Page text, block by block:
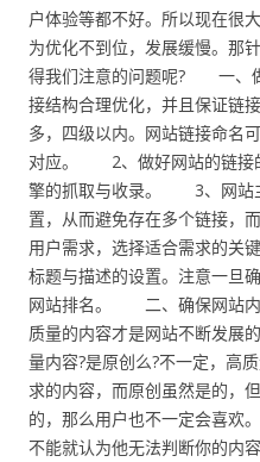
户体验等都不好。所以现在很
为优化不到位，发展缓慢。那
得我们注意的问题呢? 一
接结构合理优化，并且保证链
多，四级以内。网站链接命名
对应。 2、做好网站的链接
擎的抓取与收录。 3、网站
置，从而避免存在多个链接
用户需求，选择适合需求的关
标题与描述的设置。注意一旦
网站排名。 二、确保网站
质量的内容才是网站不断发展
量内容?是原创么?不一定，高
求的内容，而原创虽然是的，
的，那么用户也不一定会喜
不能就认为他无法判断你的内